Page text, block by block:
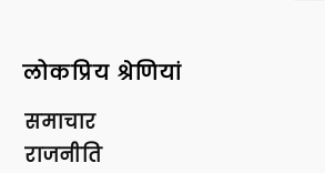
लोकप्रिय श्रेणियां
समाचार
राजनीति